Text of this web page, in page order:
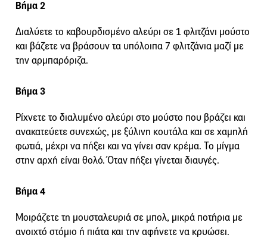
Βήμα 2
Διαλύετε το καβουρδισμένο αλεύρι σε 1 φλιτζάνι μούστο
και βάζετε να βράσουν τα υπόλοιπα 7 φλιτζάνια μαζί με
την αρμπαρόριζα.
Βήμα 3
Ρίχνετε το διαλυμένο αλεύρι στο μούστο που βράζει και
ανακατεύετε συνεχώς, με ξύλινη κουτάλα και σε χαμηλή
φωτιά, μέχρι να πήξει και να γίνει σαν κρέμα. Το μίγμα
στην αρχή είναι θολό. Όταν πήξει γίνεται διαυγές.
Βήμα 4
Μοιράζετε τη μουσταλευριά σε μπολ, μικρά ποτήρια με
ανοιχτό στόμιο ή πιάτα και την αφήνετε να κρυώσει.